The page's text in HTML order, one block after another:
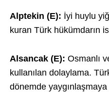
Alptekin (E): İyi huylu
kuran Türk hükümdarın
Alsancak (E): Osmanlı
kullanılan dolaylama.
dönemde